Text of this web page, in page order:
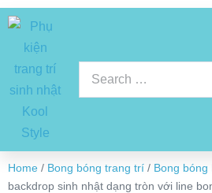
Home / Bong bóng trang trí / Bong bóng
backdrop sinh nhật dạng tròn với line